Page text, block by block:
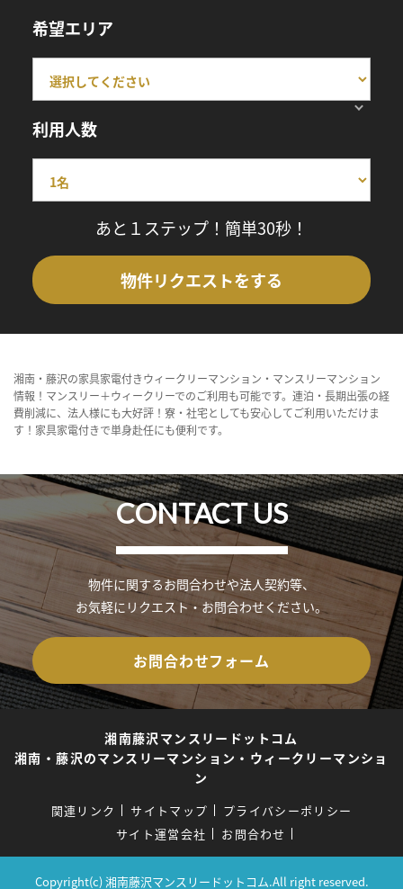
希望エリア
利用人数
あと１ステップ！簡単30秒！
物件リクエストをする
湘南・藤沢の家具家電付きウィークリーマンション・マンスリーマンション
情報！マンスリー＋ウィークリーでのご利用も可能です。連泊・長期出張の経
費削減に、法人様にも大好評！寮・社宅としても安心してご利用いただけま
す！家具家電付きで単身赴任にも便利です。
CONTACT US
物件に関するお問合わせや法人契約等、
お気軽にリクエスト・お問合わせください。
お問合わせフォーム
湘南藤沢マンスリードットコム
湘南・藤沢のマンスリーマンション・ウィークリーマンショ
ン
関連リンク サイトマップ
プライバシーポリシー
サイト運営会社
お問合わせ
Copyright(c) 湘南藤沢マンスリードットコム.All right reserved.